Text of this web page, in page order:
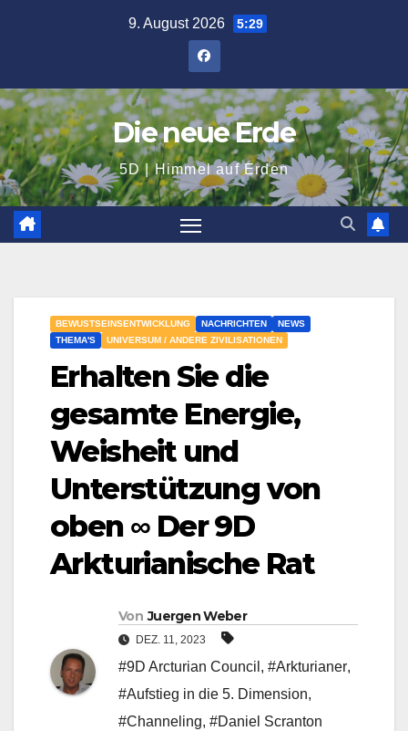
9. August 2026 5:29
Die neue Erde
5D | Himmel auf Erden
BEWUSTSEINSENTWICKLUNG NACHRICHTEN
NEWS
THEMA'S
UNIVERSUM / ANDERE ZIVILISATIONEN
Erhalten Sie die
gesamte Energie,
Weisheit und
Unterstützung von
oben ∞ Der 9D
Arkturianische Rat
Von Juergen Weber
DEZ. 11, 2023
#9D Arcturian Council , #Arkturianer,
#Aufstieg in die 5. Dimension,
#Channeling, #Daniel Scranton